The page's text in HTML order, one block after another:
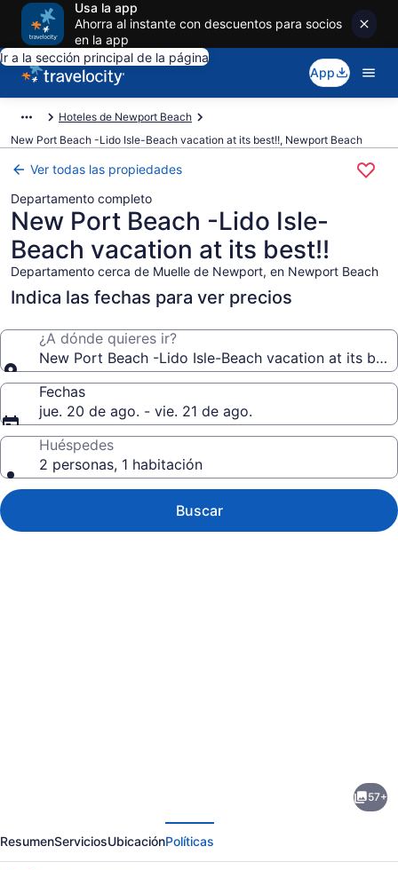
Usa la app
Ahorra al instante con descuentos para socios
en la app
Ir a la sección principal de la página
App
Hoteles de Newport Beach
New Port Beach -Lido Isle-Beach vacation at its best!!, Newport Beach
Ver todas las propiedades
Departamento completo
New Port Beach -Lido Isle-
Beach vacation at its best!!
Departamento cerca de Muelle de Newport, en Newport Beach
Indica las fechas para ver precios
¿A dónde quieres ir?
New Port Beach -Lido Isle-Beach vacation at its
Fechas
jue. 20 de ago. - vie. 21 de ago.
Huéspedes
2 personas, 1 habitación
Buscar
Port
Beach
57+
ResumenServiciosUbicaciónPolíticas